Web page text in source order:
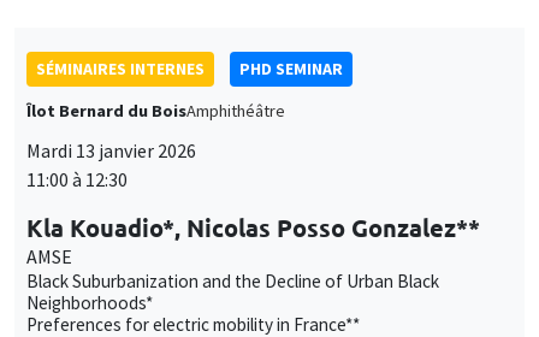
SÉMINAIRES INTERNES
PHD SEMINAR
Îlot Bernard du BoisAmphithéâtre
Mardi 13 janvier 2026
11:00 à 12:30
Kla Kouadio*, Nicolas Posso Gonzalez**
AMSE
Black Suburbanization and the Decline of Urban Black
Neighborhoods*
Preferences for electric mobility in France**